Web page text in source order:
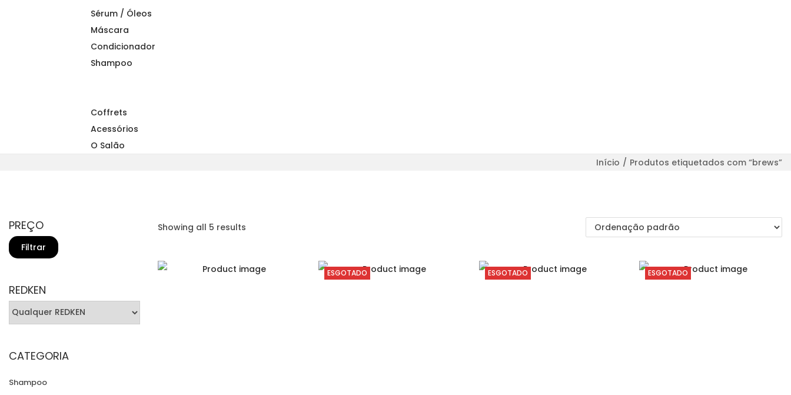
Sérum / Óleos
Máscara
Condicionador
Shampoo
Coffrets
Acessórios
O Salão
Início / Produtos etiquetados com “brews”
Showing all 5 results
ESGOTADO ESGOTADO ESGOTADO
PREÇO
P
ç
o
m
n
P
ç
o
m
x
Filtrar
REDKEN
CATEGORIA
Shampoo